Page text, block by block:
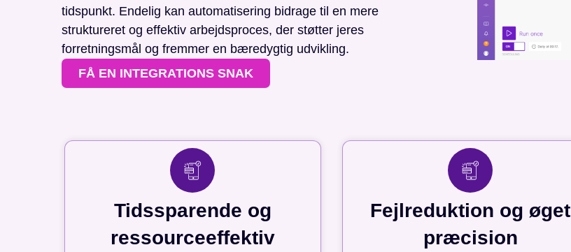
tidspunkt. Endelig kan automatisering bidrage til en mere
struktureret og effektiv arbejdsproces, der støtter jeres
forretningsmål og fremmer en bæredygtig udvikling.
FÅ EN INTEGRATIONS SNAK
Tidssparende og
ressourceeffektiv
Fejlreduktion og øget
præcision